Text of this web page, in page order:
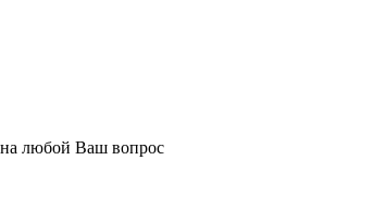
любой Ваш вопрос